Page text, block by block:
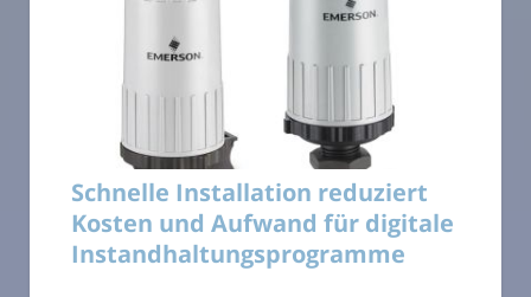
Schnelle Installation reduziert
Kosten und Aufwand für digitale
Instandhaltungsprogramme